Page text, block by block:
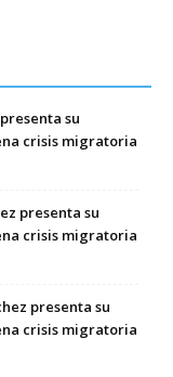
su
crisis migratoria
presenta su
crisis migratoria
presenta su
crisis migratoria